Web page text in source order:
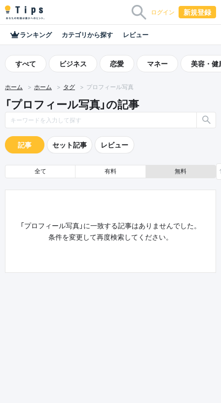
ログイン 新規登録
ランキング カテゴリから探す レビュー
すべて ビジネス 恋愛 マネー 美容・健
ホーム ホーム タグ プロフィール写真
「プロフィール写真」の記事
記事 セット記事 レビュー
全て 有料 無料
「プロフィール写真」に一致する記事はありませんでした。
条件を変更して再度検索してください。